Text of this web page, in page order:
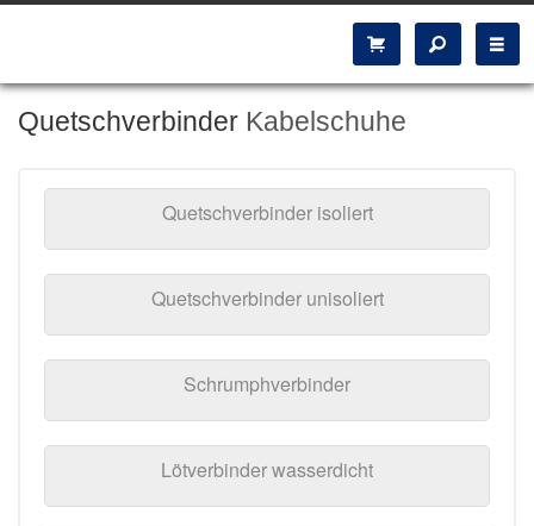
Quetschverbinder Kabelschuhe
Quetschverbinder isoliert
Quetschverbinder unisoliert
Schrumphverbinder
Lötverbinder wasserdicht